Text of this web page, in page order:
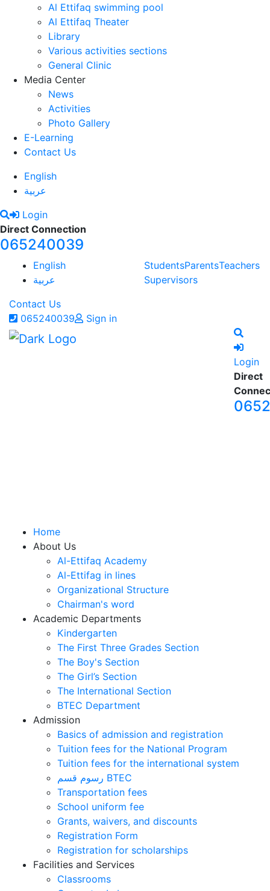
Al Ettifaq swimming pool
Al Ettifaq Theater
Library
Various activities sections
General Clinic
Media Center
News
Activities
Photo Gallery
E-Learning
Contact Us
English
عربية
Login
Direct Connection
065240039
English
عربية
Contact Us
065240039
Sign in
StudentsParentsTeachers
Supervisors
Login
Direct
Home
About Us
Al-Ettifaq Academy
Al-Ettifag in lines
Organizational Structure
Chairman's word
Academic Departments
Kindergarten
The First Three Grades Section
The Boy's Section
The Girl’s Section
The International Section
BTEC Department
Admission
Basics of admission and registration
Tuition fees for the National Program
Tuition fees for the international system
رسوم قسم BTEC
Transportation fees
School uniform fee
Grants, waivers, and discounts
Registration Form
Registration for scholarships
Facilities and Services
Classrooms